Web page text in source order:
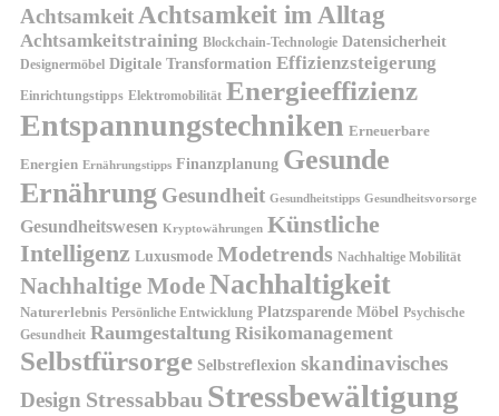
AchtsamkeitAchtsamkeit im Alltag
Achtsamkeitstraining Blockchain-Technologie Datensicherheit
Designermöbel Digitale Transformation Effizienzsteigerung
Einrichtungstipps Elektromobilität Energieeffizienz
Entspannungstechniken Erneuerbare
Energien Ernährungstipps Finanzplanung Gesunde
Ernährung Gesundheit Gesundheitstipps Gesundheitsvorsorge
Gesundheitswesen Kryptowährungen Künstliche
Intelligenz Luxusmode Modetrends Nachhaltige Mobilität
Nachhaltige ModeNachhaltigkeit
Naturerlebnis Persönliche Entwicklung Platzsparende Möbel Psychische
Gesundheit Raumgestaltung Risikomanagement
Selbstfürsorge Selbstreflexion skandinavisches
Design Stressabbau Stressbewältigung